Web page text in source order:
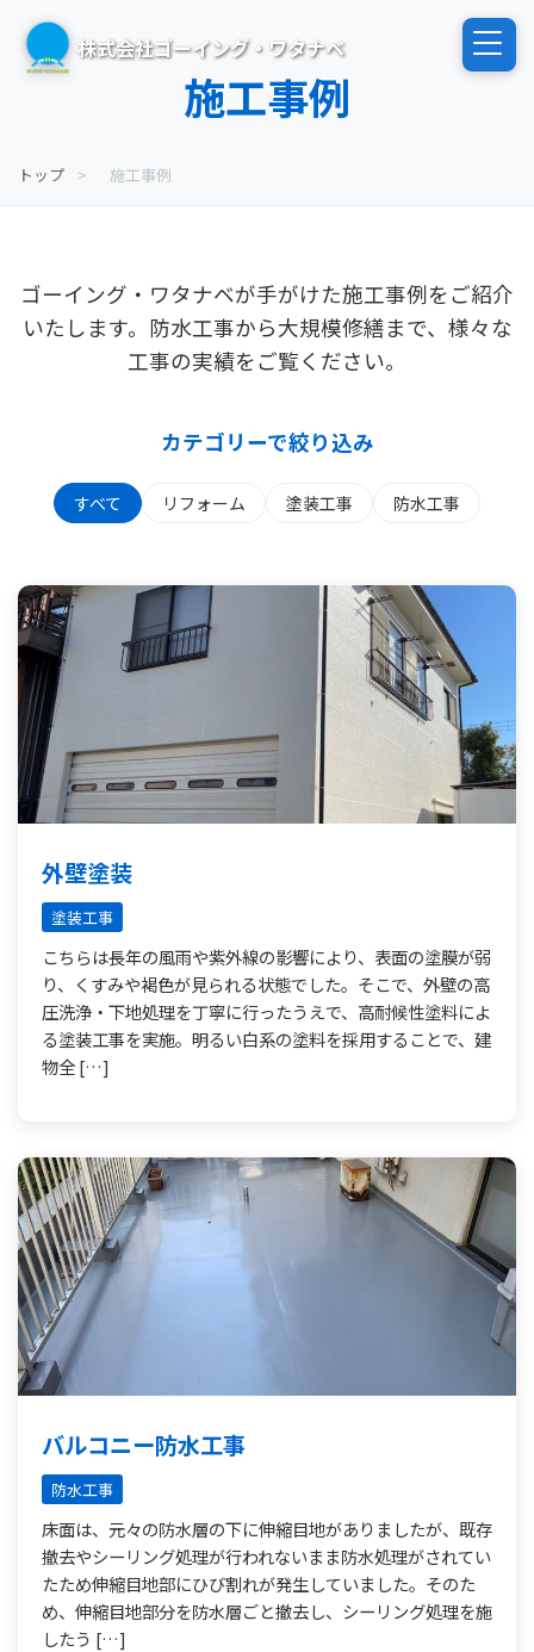
content
株式会社ゴーイング・ワタナベ
施工事例
トップ > 施工事例
ゴーイング・ワタナベが手がけた施工事例をご紹介
いたします。防水工事から大規模修繕まで、様々な
工事の実績をご覧ください。
カテゴリーで絞り込み
すべて リフォーム 塗装工事 防水工事
外壁塗装
塗装工事
こちらは長年の風雨や紫外線の影響により、表面の塗膜が弱
り、くすみや褐色が見られる状態でした。そこで、外壁の高
圧洗浄・下地処理を丁寧に行ったうえで、高耐候性塗料によ
る塗装工事を実施。明るい白系の塗料を採用することで、建
物全 […]
バルコニー防水工事
防水工事
床面は、元々の防水層の下に伸縮目地がありましたが、既存
撤去やシーリング処理が行われないまま防水処理がされてい
たため伸縮目地部にひび割れが発生していました。そのた
め、伸縮目地部分を防水層ごと撤去し、シーリング処理を施
したう […]